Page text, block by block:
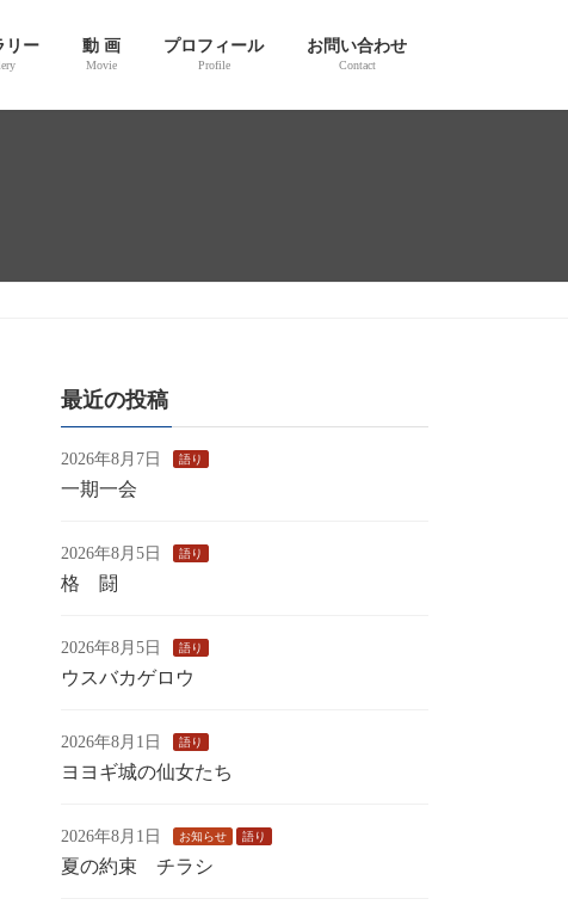
リー 動 画
Movie
プロフィール
Profile
お問い合わせ
Contact
最近の投稿
2026年8月7日 語り
一期一会
2026年8月5日 語り
格 闘
2026年8月5日 語り
ウスバカゲロウ
2026年8月1日 語り
ヨヨギ城の仙女たち
2026年8月1日 お知らせ 語り
夏の約束 チラシ